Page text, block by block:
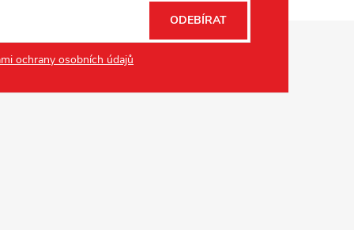
ochrany osobních údajů
ODEBÍRAT